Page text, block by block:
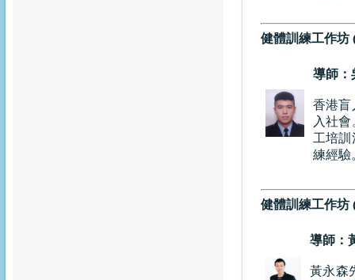
健體訓練工作坊
導師：
香港盲
入社
工培
練經驗
健體訓練工作坊
導師：
黃永森